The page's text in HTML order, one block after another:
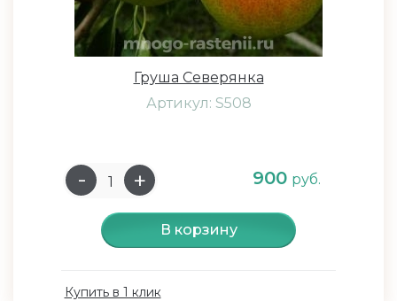
Груша Северянка
Артикул: S508
900 руб.
В корзину
Купить в 1 клик